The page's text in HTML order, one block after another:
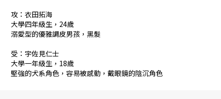
攻：衣田拓海
大學四年級生，24歲
溺愛型的優雅調皮男孩，黑髮
受：宇佐見仁士
大學一年級生，18歲
堅強的犬系角色，容易被感動，戴眼鏡的陰沉角色